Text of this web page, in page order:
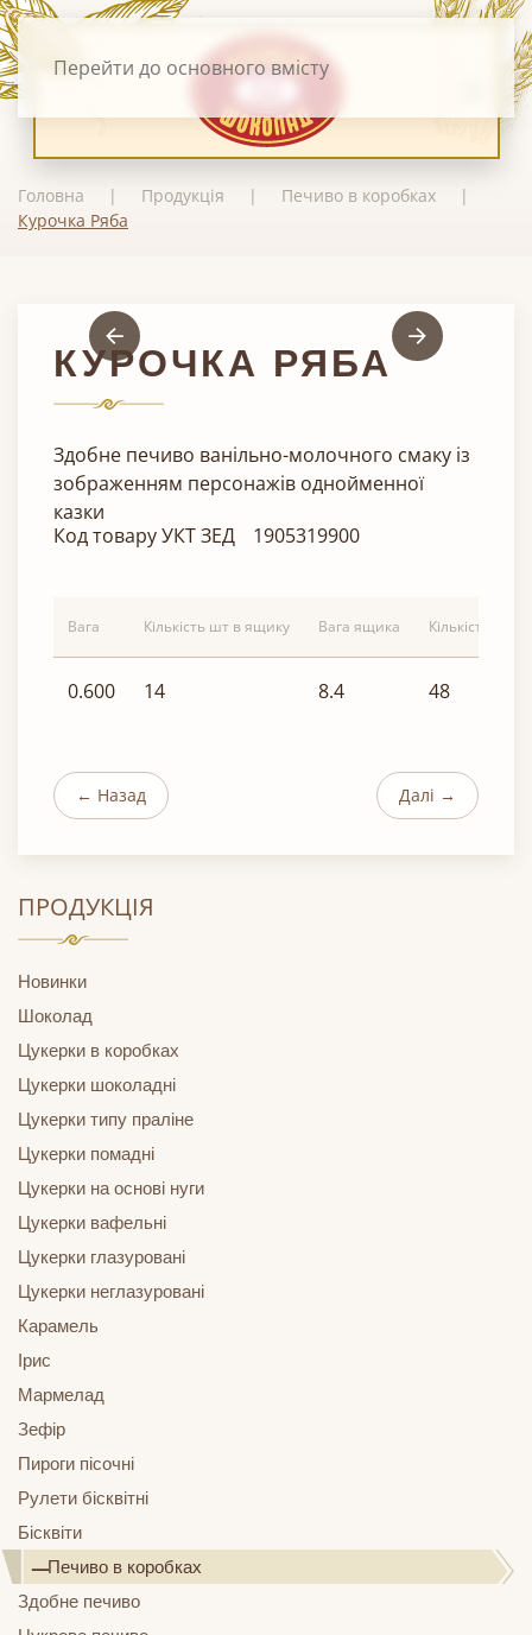
Перейти до основного вмісту
Головна Продукція
Печиво в коробках
Курочка Ряба
ПРОДУКЦІЯ
Новинки
Шоколад
Цукерки в коробках
Цукерки шоколадні
Цукерки типу праліне
Цукерки помадні
Цукерки на основі нуги
Цукерки вафельні
Цукерки глазуровані
Цукерки неглазуровані
Карамель
Ірис
Мармелад
Зефір
Пироги пісочні
Рулети бісквітні
Бісквіти
Печиво в коробках
Здобне печиво
КУРОЧКА РЯБА
Здобне печиво ванільно-молочного смаку із
зображенням персонажів однойменної
казки
Код товару УКТ ЗЕД
1905319900
Вага Кількість шт в ящику Вага ящика Кількість
0.600 14 8.4 48
← Назад Далі →